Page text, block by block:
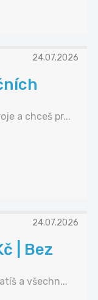
24.07.2026
a chceš pr...
24.07.2026
| Bez
a všechn...